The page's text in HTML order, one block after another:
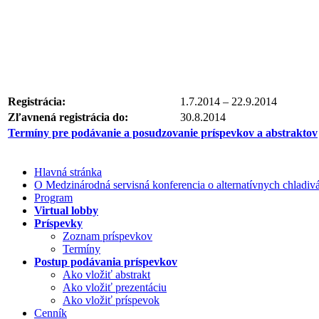
Registrácia:
1.7.2014 – 22.9.2014
Zľavnená registrácia do:
30.8.2014
Termíny pre podávanie a posudzovanie príspevkov a abstraktov
Hlavná stránka
O Medzinárodná servisná konferencia o alternatívnych
Program
Virtual lobby
Príspevky
Zoznam príspevkov
Termíny
Postup podávania príspevkov
Ako vložiť abstrakt
Ako vložiť prezentáciu
Ako vložiť príspevok
Cenník